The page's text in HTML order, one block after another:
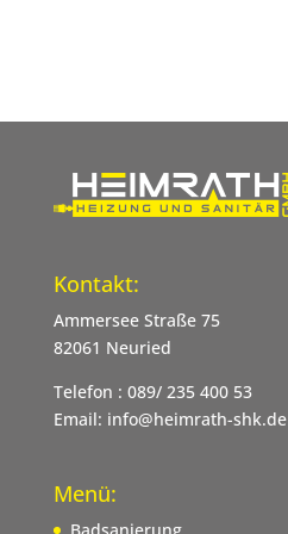
Kontakt:
Ammersee Straße 75
82061 Neuried
Telefon : 089/ 235 400 53
Email: info@heimrath-shk.de
Menü:
Badsanierung